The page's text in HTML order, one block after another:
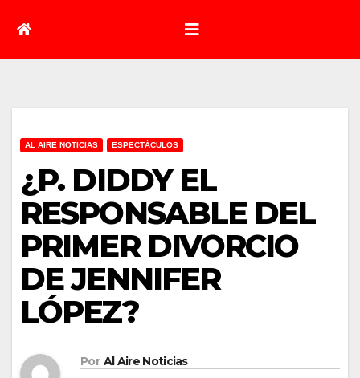
AL AIRE NOTICIAS ESPECTÁCULOS
¿P. DIDDY EL
RESPONSABLE DEL
PRIMER DIVORCIO
DE JENNIFER
LÓPEZ?
Por Al Aire Noticias